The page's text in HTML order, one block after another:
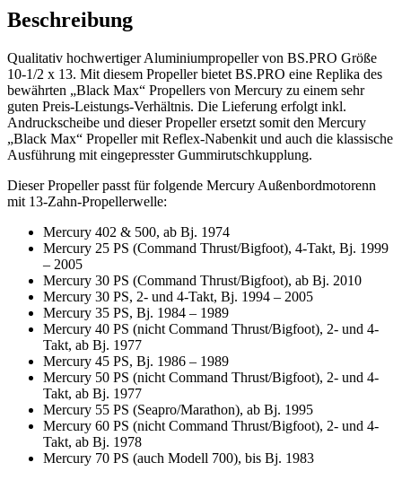
Beschreibung
Qualitativ hochwertiger Aluminiumpropeller von BS.PRO Größe
10-1/2 x 13. Mit diesem Propeller bietet BS.PRO eine Replika des
bewährten „Black Max“ Propellers von Mercury zu einem sehr
guten Preis-Leistungs-Verhältnis. Die Lieferung erfolgt inkl.
Andruckscheibe und dieser Propeller ersetzt somit den Mercury
„Black Max“ Propeller mit Reflex-Nabenkit und auch die klassische
Ausführung mit eingepresster Gummirutschkupplung.
Dieser Propeller passt für folgende Mercury Außenbordmotorenn
mit 13-Zahn-Propellerwelle:
Mercury 402 & 500, ab Bj. 1974
Mercury 25 PS (Command Thrust/Bigfoot), 4-Takt, Bj. 1999
– 2005
Mercury 30 PS (Command Thrust/Bigfoot), ab Bj. 2010
Mercury 30 PS, 2- und 4-Takt, Bj. 1994 – 2005
Mercury 35 PS, Bj. 1984 – 1989
Mercury 40 PS (nicht Command Thrust/Bigfoot), 2- und 4-
Takt, ab Bj. 1977
Mercury 45 PS, Bj. 1986 – 1989
Mercury 50 PS (nicht Command Thrust/Bigfoot), 2- und 4-
Takt, ab Bj. 1977
Mercury 55 PS (Seapro/Marathon), ab Bj. 1995
Mercury 60 PS (nicht Command Thrust/Bigfoot), 2- und 4-
Takt, ab Bj. 1978
Mercury 70 PS (auch Modell 700), bis Bj. 1983